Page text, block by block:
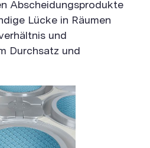
Abscheidungsprodukte
Lücke in Räumen
und
Durchsatz und